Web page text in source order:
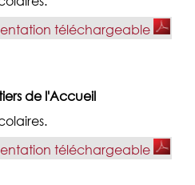
téléchargeable
de l'Accueil
téléchargeable